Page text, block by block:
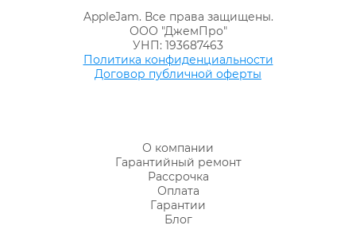
AppleJam. Все права защищены.
ООО "ДжемПро"
УНП: 193687463
Политика конфиденциальности
Договор публичной оферты
О компании
Гарантийный ремонт
Рассрочка
Оплата
Гарантии
Блог